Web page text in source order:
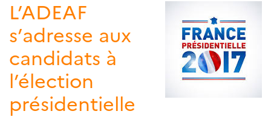
L’ADEAF
s’adresse aux
candidats à
l’élection
présidentielle